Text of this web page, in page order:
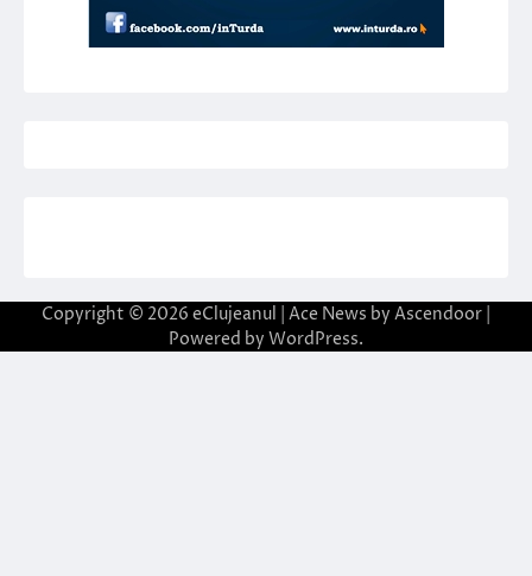
Copyright © 2026 eClujeanul | Ace News by Ascendoor
Powered by WordPress.